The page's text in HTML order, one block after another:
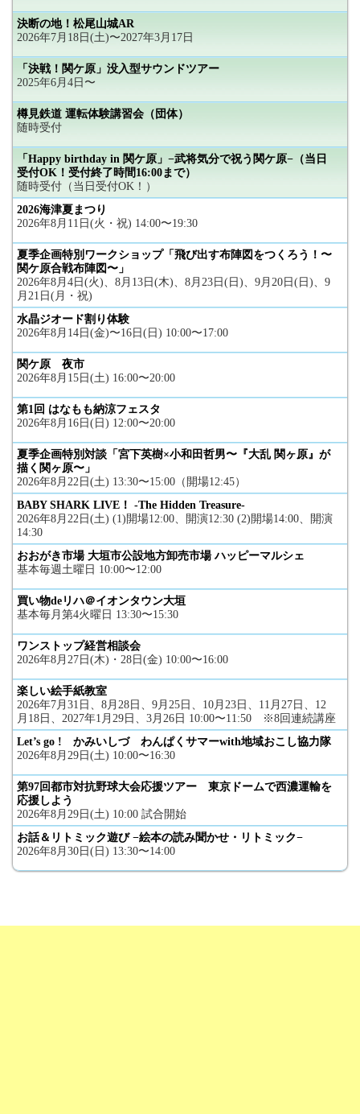
決断の地！松尾山城AR
2026年7月18日(土)〜2027年3月17日
「決戦！関ケ原」没入型サウンドツアー
2025年6月4日〜
樽見鉄道 運転体験講習会（団体）
随時受付
「Happy birthday in 関ケ原」−武将気分で祝う関ケ原−（当日
受付OK！受付終了時間16:00まで）
随時受付（当日受付OK！）
2026海津夏まつり
2026年8月11日(火・祝) 14:00〜19:30
夏季企画特別ワークショップ「飛び出す布陣図をつくろう！〜
関ケ原合戦布陣図〜」
2026年8月4日(火)、8月13日(木)、8月23日(日)、9月20日(日)、9
月21日(月・祝)
水晶ジオード割り体験
2026年8月14日(金)〜16日(日) 10:00〜17:00
関ケ原 夜市
2026年8月15日(土) 16:00〜20:00
第1回 はなもも納涼フェスタ
2026年8月16日(日) 12:00〜20:00
夏季企画特別対談「宮下英樹×小和田哲男〜『大乱 関ヶ原』が
描く関ヶ原〜」
2026年8月22日(土) 13:30〜15:00（開場12:45）
BABY SHARK LIVE！ -The Hidden Treasure-
2026年8月22日(土) (1)開場12:00、開演12:30 (2)開場14:00、開演
14:30
おおがき市場 大垣市公設地方卸売市場 ハッピーマルシェ
基本毎週土曜日 10:00〜12:00
買い物deリハ＠イオンタウン大垣
基本毎月第4火曜日 13:30〜15:30
ワンストップ経営相談会
2026年8月27日(木)・28日(金) 10:00〜16:00
楽しい絵手紙教室
2026年7月31日、8月28日、9月25日、10月23日、11月27日、12
月18日、2027年1月29日、3月26日 10:00〜11:50 ※8回連続講座
Let’s go ! かみいしづ わんぱくサマーwith地域おこし協力隊
2026年8月29日(土) 10:00〜16:30
第97回都市対抗野球大会応援ツアー 東京ドームで西濃運輸を
応援しよう
2026年8月29日(土) 10:00 試合開始
お話＆リトミック遊び −絵本の読み聞かせ・リトミック−
2026年8月30日(日) 13:30〜14:00